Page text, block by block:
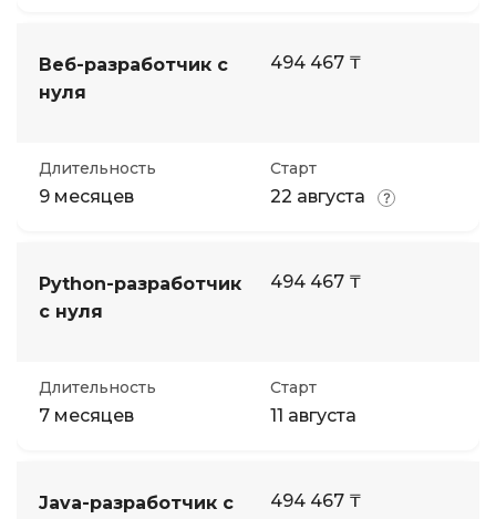
Веб-разработчик с
нуля
494 467 ₸
Длительность
9 месяцев
Старт
22 августа
Python-разработчик
с нуля
494 467 ₸
Длительность
7 месяцев
Старт
11 августа
Java-разработчик с
494 467 ₸